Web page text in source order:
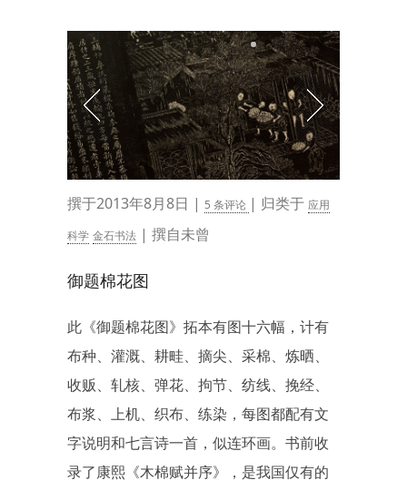
撰于2013年8月8日 | 5 条评论 | 归类于 应用
科学 金石书法 | 撰自未曾
御题棉花图
此《御题棉花图》拓本有图十六幅，计有
布种、灌溉、耕畦、摘尖、采棉、炼晒、
收贩、轧核、弹花、拘节、纺线、挽经、
布浆、上机、织布、练染，每图都配有文
字说明和七言诗一首，似连环画。书前收
录了康熙《木棉赋并序》，是我国仅有的